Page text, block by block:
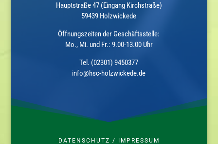
Hauptstraße 47 (Eingang Kirchstraße)
59439 Holzwickede
Öffnungszeiten der Geschäftsstelle:
Mo., Mi. und Fr.: 9.00-13.00 Uhr
Tel. (02301) 9450377
info@hsc-holzwickede.de
DATENSCHUTZ / IMPRESSUM